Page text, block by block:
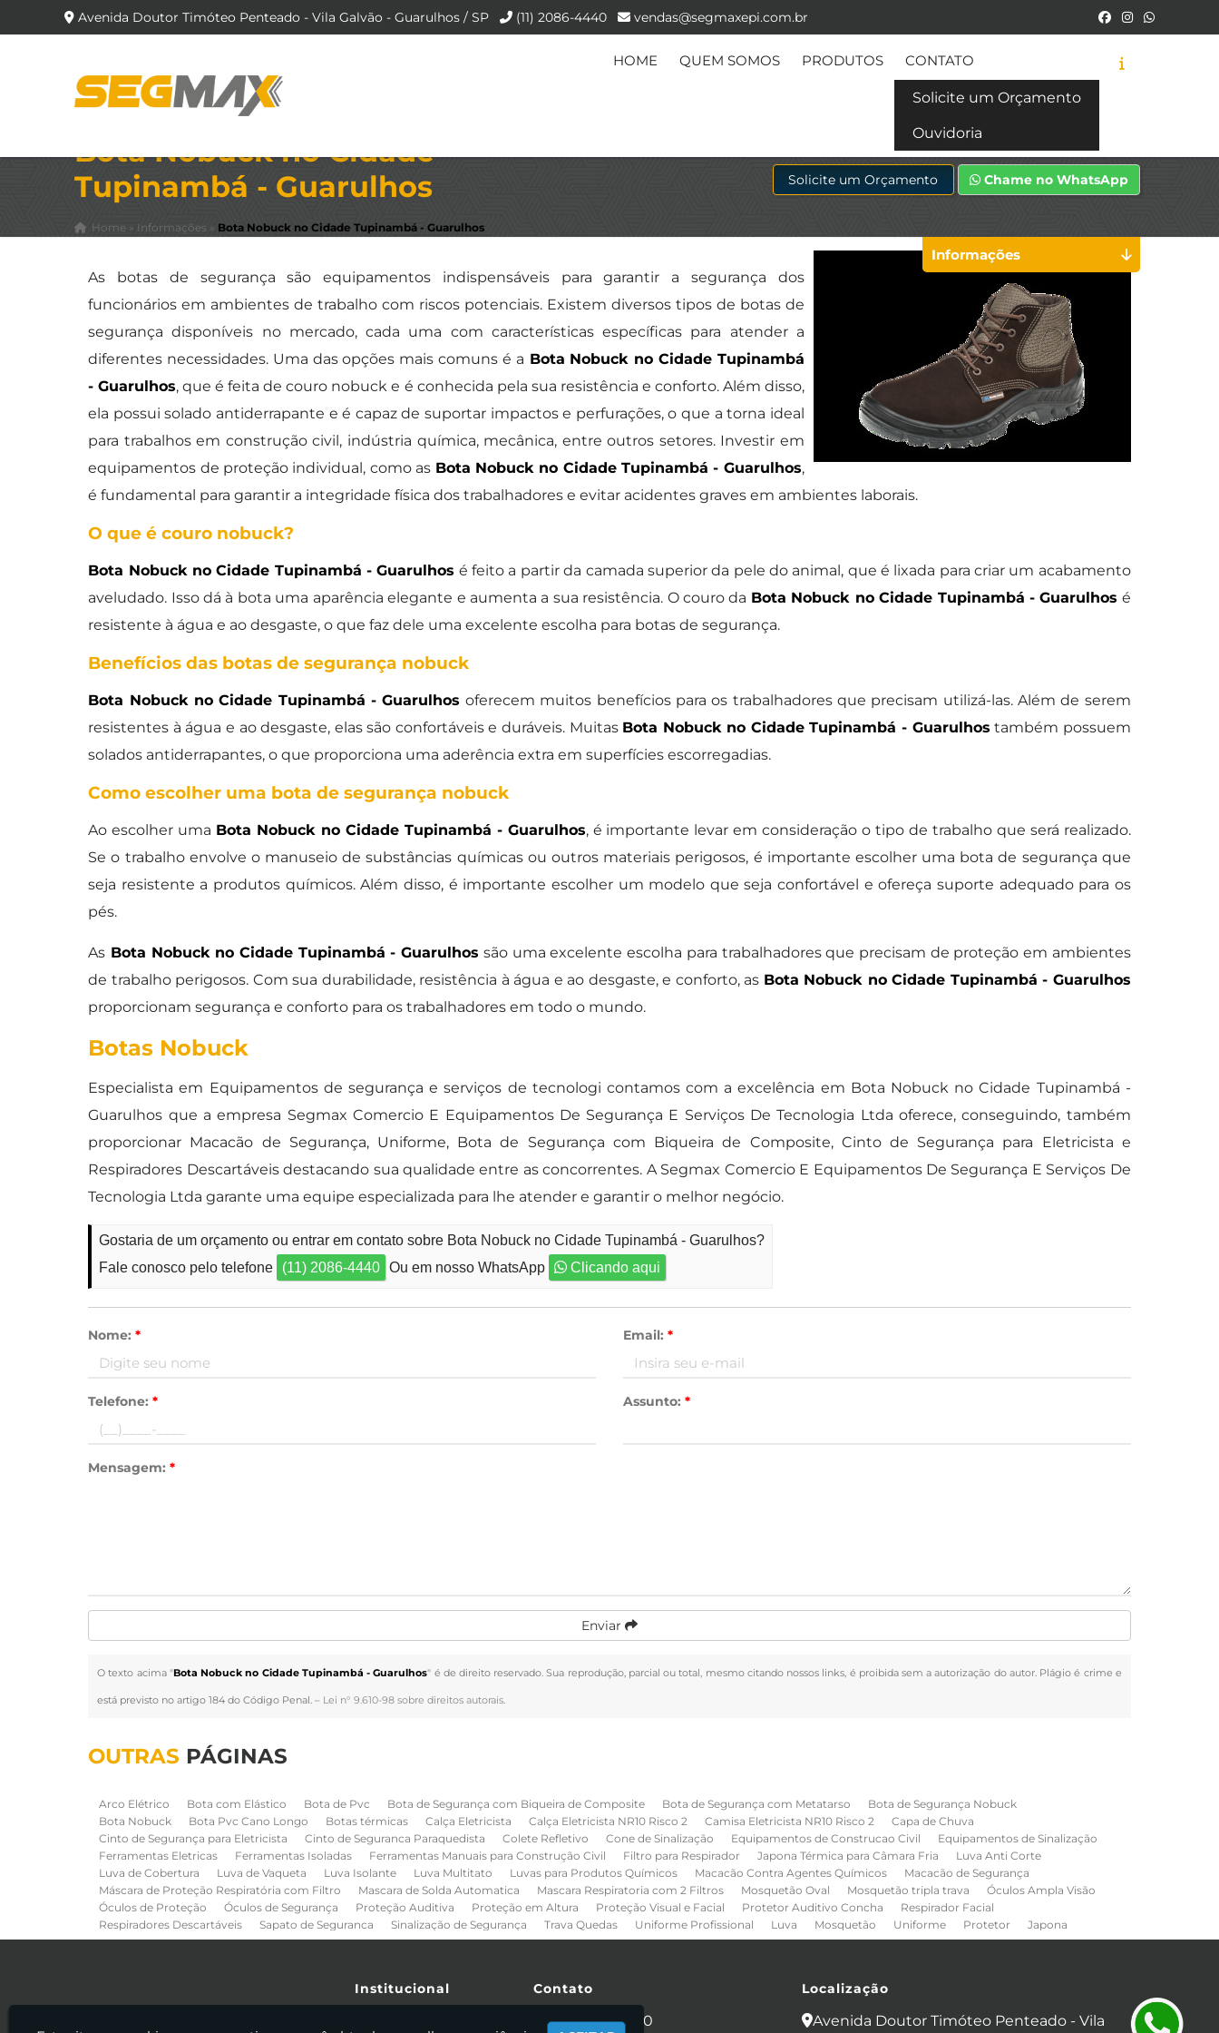
Avenida Doutor Timóteo Penteado - Vila Galvão - Guarulhos / SP (11) 2086-4440 vendas@segmaxepi.com.br
HOME QUEM SOMOS PRODUTOS CONTATO
Solicite um Orçamento
Ouvidoria
Bota Nobuck no Cidade
Tupinambá - Guarulhos
Home » Informações » Bota Nobuck no Cidade Tupinambá - Guarulhos
Solicite um Orçamento Chame no WhatsApp
As botas de segurança são equipamentos indispensáveis para garantir a segurança dos
funcionários em ambientes de trabalho com riscos potenciais. Existem diversos tipos de botas de
segurança disponíveis no mercado, cada uma com características específicas para atender a
diferentes necessidades. Uma das opções mais comuns é a Bota Nobuck no Cidade Tupinambá
- Guarulhos, que é feita de couro nobuck e é conhecida pela sua resistência e conforto. Além disso,
ela possui solado antiderrapante e é capaz de suportar impactos e perfurações, o que a torna ideal
para trabalhos em construção civil, indústria química, mecânica, entre outros setores. Investir em
equipamentos de proteção individual, como as Bota Nobuck no Cidade Tupinambá - Guarulhos,
é fundamental para garantir a integridade física dos trabalhadores e evitar acidentes graves em ambientes laborais.
O que é couro nobuck?
Bota Nobuck no Cidade Tupinambá - Guarulhos é feito a partir da camada superior da pele do animal, que é lixada para criar um acabamento
aveludado. Isso dá à bota uma aparência elegante e aumenta a sua resistência. O couro da Bota Nobuck no Cidade Tupinambá - Guarulhos é
resistente à água e ao desgaste, o que faz dele uma excelente escolha para botas de segurança.
Benefícios das botas de segurança nobuck
Bota Nobuck no Cidade Tupinambá - Guarulhos oferecem muitos benefícios para os trabalhadores que precisam utilizá-las. Além de serem
resistentes à água e ao desgaste, elas são confortáveis e duráveis. Muitas Bota Nobuck no Cidade Tupinambá - Guarulhos também possuem
solados antiderrapantes, o que proporciona uma aderência extra em superfícies escorregadias.
Como escolher uma bota de segurança nobuck
Ao escolher uma Bota Nobuck no Cidade Tupinambá - Guarulhos, é importante levar em consideração o tipo de trabalho que será realizado.
Se o trabalho envolve o manuseio de substâncias químicas ou outros materiais perigosos, é importante escolher uma bota de segurança que
seja resistente a produtos químicos. Além disso, é importante escolher um modelo que seja confortável e ofereça suporte adequado para os
pés.
As Bota Nobuck no Cidade Tupinambá - Guarulhos são uma excelente escolha para trabalhadores que precisam de proteção em ambientes
de trabalho perigosos. Com sua durabilidade, resistência à água e ao desgaste, e conforto, as Bota Nobuck no Cidade Tupinambá - Guarulhos
proporcionam segurança e conforto para os trabalhadores em todo o mundo.
Botas Nobuck
Especialista em Equipamentos de segurança e serviços de tecnologi contamos com a excelência em Bota Nobuck no Cidade Tupinambá -
Guarulhos que a empresa Segmax Comercio E Equipamentos De Segurança E Serviços De Tecnologia Ltda oferece, conseguindo, também
proporcionar Macacão de Segurança, Uniforme, Bota de Segurança com Biqueira de Composite, Cinto de Segurança para Eletricista e
Respiradores Descartáveis destacando sua qualidade entre as concorrentes. A Segmax Comercio E Equipamentos De Segurança E Serviços De
Tecnologia Ltda garante uma equipe especializada para lhe atender e garantir o melhor negócio.
Gostaria de um orçamento ou entrar em contato sobre Bota Nobuck no Cidade Tupinambá - Guarulhos?
Fale conosco pelo telefone
(11) 2086-4440 Ou em nosso WhatsApp Clicando aqui
Nome:* Email: *
Telefone:* Assunto: *
Mensagem:*
Enviar
O texto acima "Bota Nobuck no Cidade Tupinambá - Guarulhos" é de direito reservado. Sua reprodução, parcial ou total, mesmo citando nossos links, é proibida sem a autorização do autor. Plágio é crime e
está previsto no artigo 184 do Código Penal. – Lei n° 9.610-98 sobre direitos autorais.
Informações
OUTRAS PÁGINAS
Arco Elétrico Bota com Elástico Bota de Pvc Bota de Segurança com Biqueira de Composite Bota de Segurança com Metatarso
Bota de Segurança Nobuck
Bota Nobuck
Bota Pvc Cano Longo Botas térmicas Calça Eletricista Calça Eletricista NR10 Risco 2 Camisa Eletricista NR10 Risco 2
Capa de Chuva
Cinto de Segurança para Eletricista
Cinto de Seguranca Paraquedista Colete Refletivo Cone de Sinalização Equipamentos de Construcao Civil
Equipamentos de Sinalização
Ferramentas Eletricas
Ferramentas Isoladas Ferramentas Manuais para Construção Civil Filtro para Respirador Japona Térmica para Câmara Fria
Luva Anti Corte
Luva de Cobertura
Luva de Vaqueta Luva Isolante Luva Multitato Luvas para Produtos Químicos Macacão Contra Agentes Químicos
Macacão de Segurança
Máscara de Proteção Respiratória com Filtro
Mascara de Solda Automatica Mascara Respiratoria com 2 Filtros Mosquetão Oval Mosquetão tripla trava
Óculos Ampla Visão
Óculos de Proteção
Óculos de Segurança Proteção Auditiva Proteção em Altura Proteção Visual e Facial Protetor Auditivo Concha
Respirador Facial
Respiradores Descartáveis
Sapato de Seguranca Sinalização de Segurança Trava Quedas Uniforme Profissional Luva Mosquetão Uniforme Protetor Japona
Institucional Contato
(11) 2086-4440
Localização
Avenida Doutor Timóteo Penteado - Vila